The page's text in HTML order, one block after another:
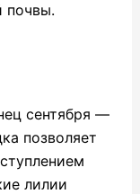
почвы.
сентября —
позволяет
лилии